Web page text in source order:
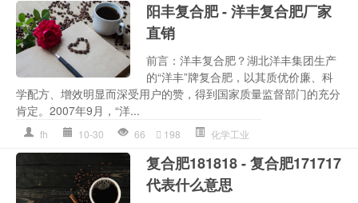
阳丰复合肥 - 洋丰复合肥厂家
直销
前言：洋丰复合肥？湖北洋丰集团生产
的“洋丰”牌复合肥，以其质优价廉、科
学配方、增效明显而深受用户的赞，得到国家质量监督部门的充分
肯定。2007年9月，“洋...
fh 10-30 66 198 化学工业
复合肥181818 - 复合肥171717
代表什么意思